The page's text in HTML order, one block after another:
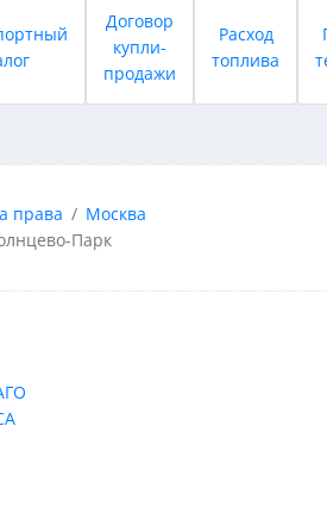
Договор
купли-
продажи
Расход
топлива
права
Москва
Парк